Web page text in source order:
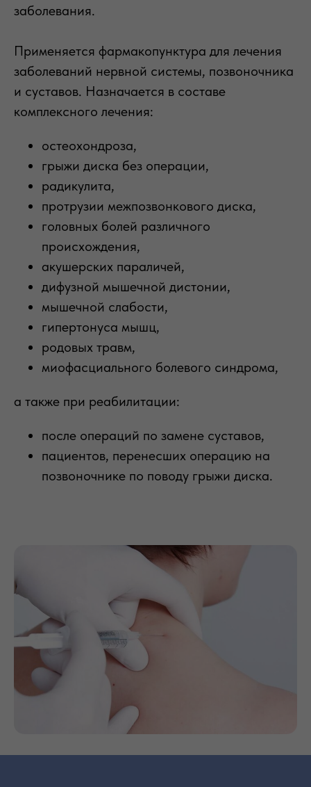
заболевания.
Применяется фармакопунктура для лечения
заболеваний нервной системы, позвоночника
и суставов. Назначается в составе
комплексного лечения:
остеохондроза,
грыжи диска без операции,
радикулита,
протрузии межпозвонкового диска,
головных болей различного
происхождения,
акушерских параличей,
дифузной мышечной дистонии,
мышечной слабости,
гипертонуса мышц,
родовых травм,
миофасциального болевого синдрома,
а также при реабилитации:
после операций по замене суставов,
пациентов, перенесших операцию на
позвоночнике по поводу грыжи диска.